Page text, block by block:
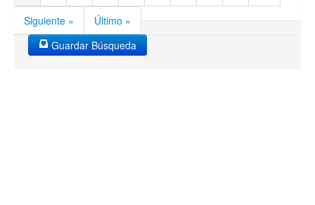
Siguiente »
Último »
Guardar Búsqueda